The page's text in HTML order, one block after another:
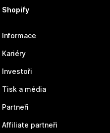
Shopify
Informace
Kariéry
Investoři
Tisk a média
Partneři
Affiliate partneři